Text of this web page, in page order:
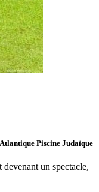
Piscine Judaïque
un spectacle,